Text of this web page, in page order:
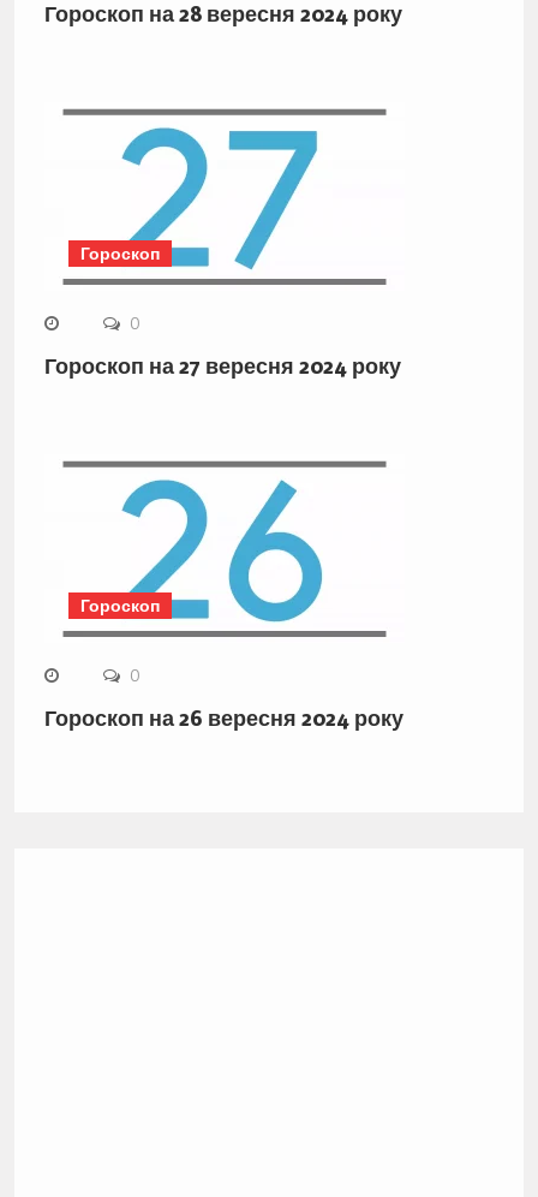
Гороскоп на 28 вересня 2024 року
Гороскоп
0
Гороскоп на 27 вересня 2024 року
Гороскоп
0
Гороскоп на 26 вересня 2024 року